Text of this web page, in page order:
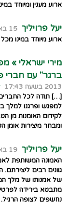
ארוע מענין ומיוחד
יעל פרויליך 15 באוקטובר 2013 בשעה 23:47
ארוע מיוחד במינו מכל
מירי ישראלי »
ברגר" עם חברי
2013 בשעה 17:43
[…] תודה לכל
למפגש ופרגנו למלך
לקידום האומנות מן
ומבחר מיצירות
יעל פרויליך 19 באוקטובר 2013 בשעה 23:15
האמונה המשותפת
גוונים רבים
של אמנותו של מלך
מתבטא בירידה
נחשפים לצופה הרגיל.